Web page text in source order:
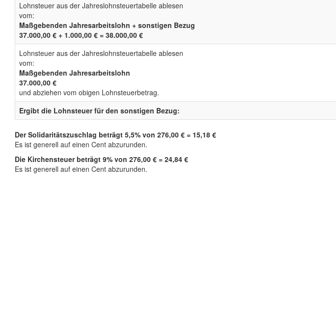
Lohnsteuer aus der Jahreslohnsteuertabelle ablesen
vom:
Maßgebenden Jahresarbeitslohn + sonstigen Bezug
37.000,00 € + 1.000,00 € = 38.000,00 €
Lohnsteuer aus der Jahreslohnsteuertabelle ablesen
vom:
Maßgebenden Jahresarbeitslohn
37.000,00 €
und abziehen vom obigen Lohnsteuerbetrag.
Ergibt die Lohnsteuer für den sonstigen Bezug:
Der Solidaritätszuschlag beträgt 5,5% von 276,00 € = 15,18 €
Es ist generell auf einen Cent abzurunden.
Die Kirchensteuer beträgt 9% von 276,00 € = 24,84 €
Es ist generell auf einen Cent abzurunden.